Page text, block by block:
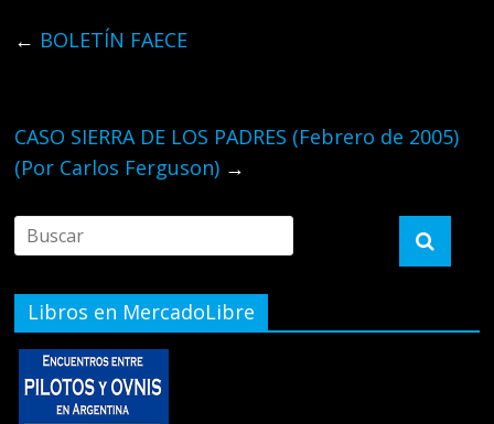
← BOLETÍN FAECE
CASO SIERRA DE LOS PADRES (Febrero de 2005)
(Por Carlos Ferguson) →
Libros en MercadoLibre